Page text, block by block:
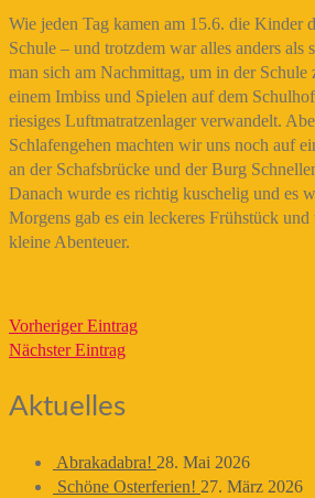
Wie jeden Tag kamen am 15.6. die Kinder
Schule – und trotzdem war alles anders als
man sich am Nachmittag, um in der Schule
einem Imbiss und Spielen auf dem
riesiges Luftmatratzenlager verwandelt.
Schlafengehen machten wir uns noch auf
an der Schafsbrücke und der Burg
Danach wurde es richtig kuschelig und es
Morgens gab es ein leckeres Frühstück
kleine Abenteuer.
Vorheriger Eintrag
Nächster Eintrag
Aktuelles
Abrakadabra! 28. Mai 2026
Schöne Osterferien! 27. März 2026